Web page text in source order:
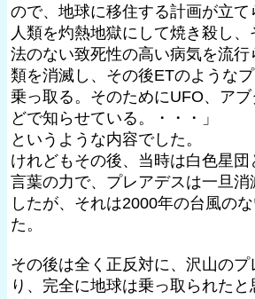
ので、地球に移住する計画が立
人類を灼熱地獄にして焼き殺し
法のない致死性の高い病気を流行
類を消滅し、その後ETのような
乗っ取る。そのためにUFO、ア
どで知らせている。・・・」
というような内容でした。
けれどもその後、当時は白色星
言葉の力で、プレアデスは一旦消
したが、それは2000年の台風の
た。
その後は全く正反対に、沢山のプ
り、完全に地球は乗っ取られたと